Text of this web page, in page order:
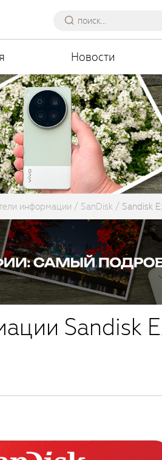
Новости
информации SanDisk Sandisk
Sandisk